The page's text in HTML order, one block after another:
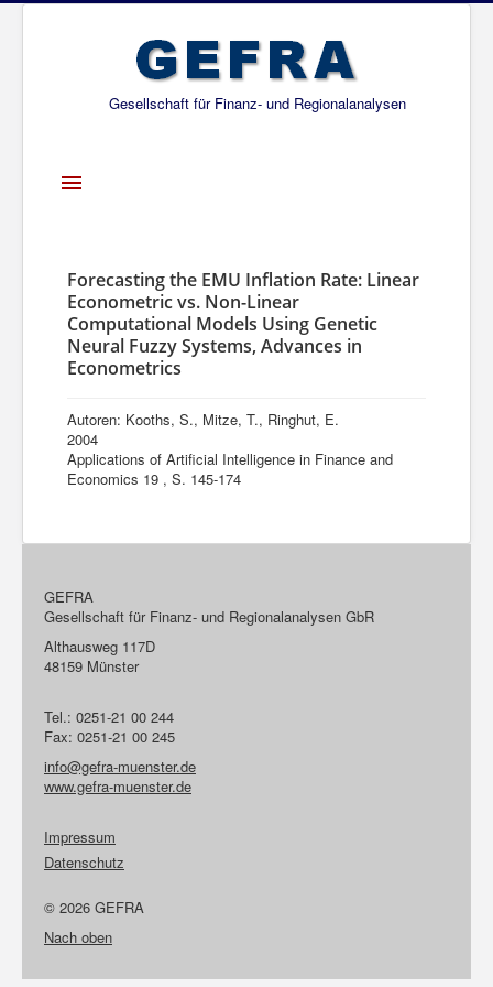
Gesellschaft für Finanz- und Regionalanalysen
Toggle
Über uns
Projekte
Publikationen
Netzwerk
Forecasting the EMU Inflation Rate: Linear
Econometric vs. Non-Linear
Computational Models Using Genetic
Neural Fuzzy Systems, Advances in
Econometrics
Autoren: Kooths, S., Mitze, T., Ringhut, E.
2004
Applications of Artificial Intelligence in Finance and
Economics 19 , S. 145-174
GEFRA
Gesellschaft für Finanz- und Regionalanalysen GbR
Althausweg 117D
48159 Münster
Tel.: 0251-21 00 244
Fax: 0251-21 00 245
info@gefra-muenster.de
www.gefra-muenster.de
Impressum
Datenschutz
© 2026 GEFRA
Nach oben